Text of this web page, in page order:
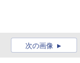
次の画像